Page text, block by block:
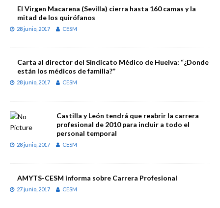
El Virgen Macarena (Sevilla) cierra hasta 160 camas y la
mitad de los quirófanos
28 junio, 2017 CESM
Carta al director del Sindicato Médico de Huelva: “¿Donde
están los médicos de familia?”
28 junio, 2017 CESM
Castilla y León tendrá que reabrir la carrera
profesional de 2010 para incluir a todo el
personal temporal
28 junio, 2017 CESM
AMYTS-CESM informa sobre Carrera Profesional
27 junio, 2017 CESM